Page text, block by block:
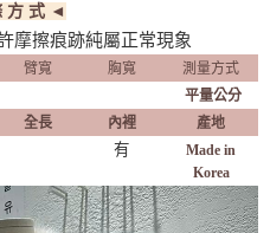
方 式 ◄
摩擦痕跡純屬正常現象
臂寬 胸寬
測量方式
平量公分
全長 內裡 產地
有
Made in
Korea